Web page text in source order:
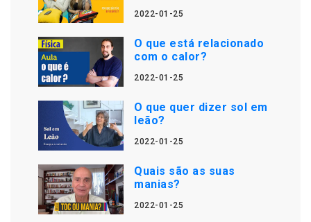
2022-01-25
O que está relacionado
com o calor?
2022-01-25
O que quer dizer sol em
leão?
2022-01-25
Quais são as suas
manias?
2022-01-25